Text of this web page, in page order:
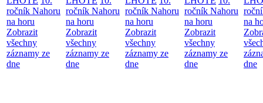
ročník Nahoru
na horu
Zobrazit
všechny
záznamy ze
dne
ročník Nahoru
na horu
Zobrazit
všechny
záznamy ze
dne
ročník Nahoru
na horu
Zobrazit
všechny
záznamy ze
dne
ročník Nahoru
na horu
Zobrazit
všechny
záznamy ze
dne
na
dne